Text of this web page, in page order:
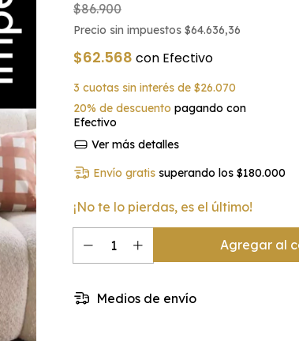
$86.900
Precio sin impuestos $64.636,36
$62.568 con Efectivo
3 cuotas sin interés de $26.070
20% de descuento pagando con
Efectivo
Ver más detalles
Envío gratis superando los$180.000
¡No te lo pierdas, es el último!
Medios de envío